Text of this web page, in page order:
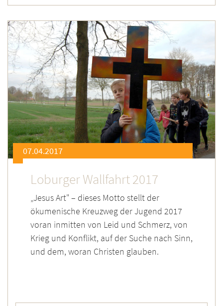
07.04.2017
Loburger Wallfahrt 2017
„Jesus Art" – dieses Motto stellt der
ökumenische Kreuzweg der Jugend 2017
voran inmitten von Leid und Schmerz, von
Krieg und Konflikt, auf der Suche nach Sinn,
und dem, woran Christen glauben.